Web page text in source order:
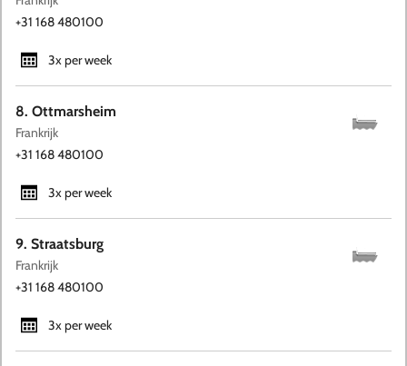
+31 168 480100
3x per week
8. Ottmarsheim
Frankrijk
+31 168 480100
3x per week
9. Straatsburg
Frankrijk
+31 168 480100
3x per week